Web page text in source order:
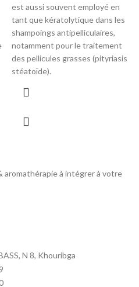
est aussi souvent employé en
tant que kératolytique dans les
shampoings antipelliculaires,
notamment pour le traitement
des pellicules grasses (pityriasis
stéatoïde).
à intégrer à votre
N 8, Khouribga